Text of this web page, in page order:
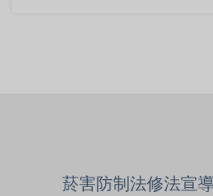
菸害防制法修法宣